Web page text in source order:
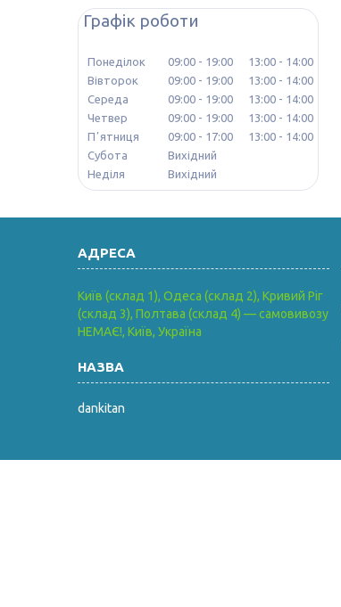
Графік роботи
Понеділок 09:00 19:00 13:00
14:00
Вівторок
09:00 19:00 13:00
14:00
Середа
09:00 19:00 13:00
14:00
Четвер
09:00 19:00 13:00
14:00
Пʼятниця
09:00 17:00 13:00
14:00
Субота
Вихідний
Неділя
Вихідний
Київ (склад 1), Одеса (склад 2), Кривий Ріг
(склад 3), Полтава (склад 4) — самовивозу
НЕМАЄ!, Київ, Україна
dankitan